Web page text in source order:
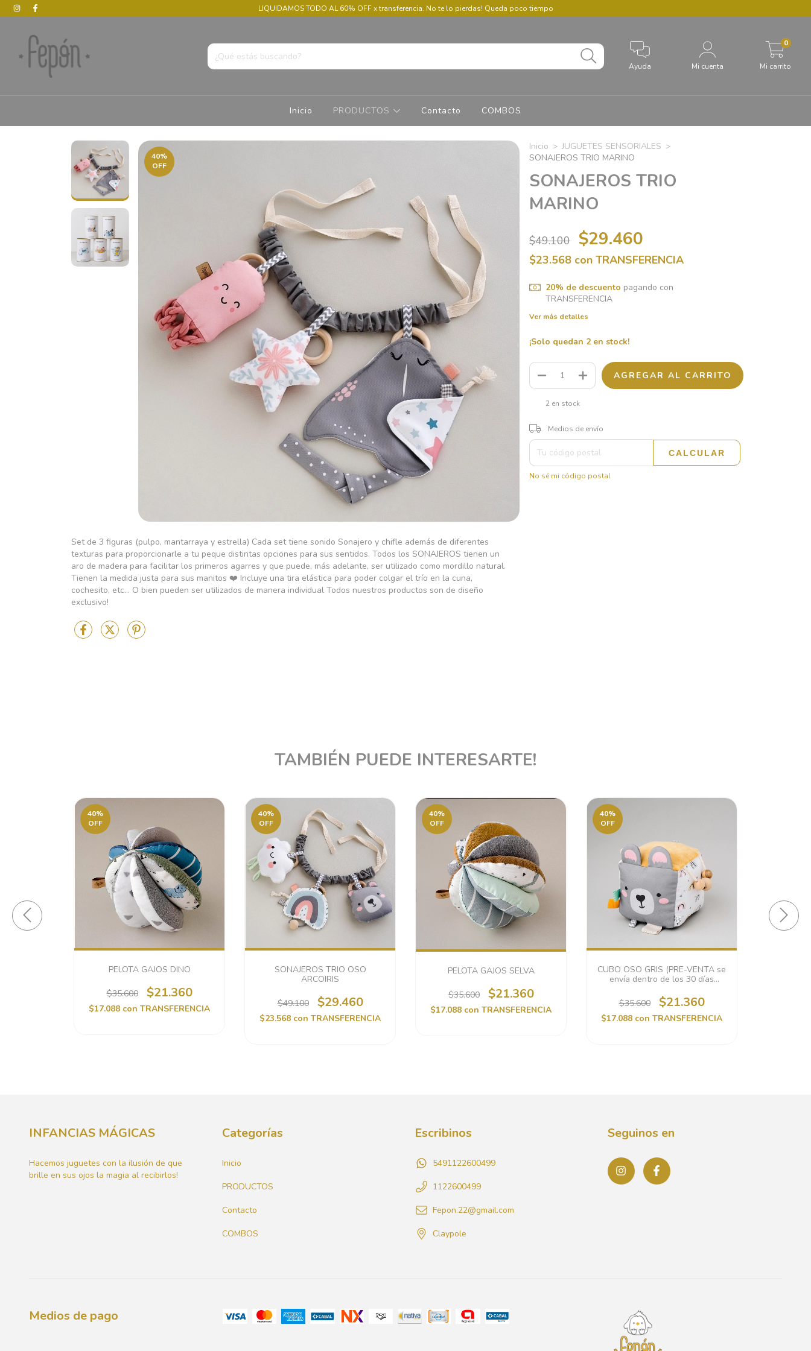
LIQUIDAMOS TODO AL 60% OFF x transferencia. No te lo pierdas! Queda poco tiempo
Ayuda Mi cuenta Mi carrito
0
Inicio PRODUCTOS Contacto COMBOS
40%
OFF
Set de 3 figuras (pulpo, mantarraya y estrella) Cada set tiene sonido Sonajero y chifle además de diferentes
texturas para proporcionarle a tu peque distintas opciones para sus sentidos. Todos los SONAJEROS tienen un
aro de madera para facilitar los primeros agarres y que puede, más adelante, ser utilizado como mordillo natural.
Tienen la medida justa para sus manitos ❤️ Incluye una tira elástica para poder colgar el trío en la cuna,
cochesito, etc... O bien pueden ser utilizados de manera individual Todos nuestros productos son de diseño
exclusivo!
Inicio > JUGUETES SENSORIALES >
SONAJEROS TRIO MARINO
SONAJEROS TRIO
MARINO
$49.100 $29.460
$23.568 con TRANSFERENCIA
20% de descuento pagando con
TRANSFERENCIA
Ver más detalles
¡Solo quedan 2en stock!
2en stock
Entregas para el CP:
Medios de envío
CALCULAR
No sé mi código postal
TAMBIÉN PUEDE INTERESARTE!
40%
OFF
PELOTA GAJOS DINO
$35.600 $21.360
$17.088 con TRANSFERENCIA
40%
OFF
SONAJEROS TRIO OSO
ARCOIRIS
$49.100 $29.460
$23.568 con TRANSFERENCIA
40%
OFF
PELOTA GAJOS SELVA
$35.600 $21.360
$17.088 con TRANSFERENCIA
40%
OFF
CUBO OSO GRIS (PRE-VENTA se
envía dentro de los 30 días
$35.600
$21.360
$17.088 con TRANSFERENCIA
INFANCIAS MÁGICAS
Hacemos juguetes con la ilusión de que
brille en sus ojos la magia al recibirlos!
Categorías
Inicio
PRODUCTOS
Contacto
COMBOS
Escribinos
5491122600499
1122600499
Fepon.22@gmail.com
Claypole
Seguinos en
Medios de pago